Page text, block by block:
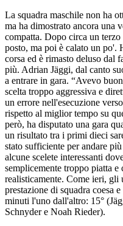
La squadra maschile non ha
ma ha dimostrato ancora una
compatta. Dopo circa un
posto, ma poi è calato un po'.
corsa ed è rimasto deluso dal
più. Adrian Jäggi, dal canto
a entrare in gara. “Avevo
scelta troppo aggressiva e
un errore nell'esecuzione
rispetto al miglior tempo su
però, ha disputato una gara
un risultato tra i primi dieci
stato sufficiente per andare
alcune scelete interessanti
semplicemente troppo piatta
realisticamente. Come ieri, gli
prestazione di squadra coesa
minuti l'uno dall'altro: 15°
Schnyder e Noah Rieder).